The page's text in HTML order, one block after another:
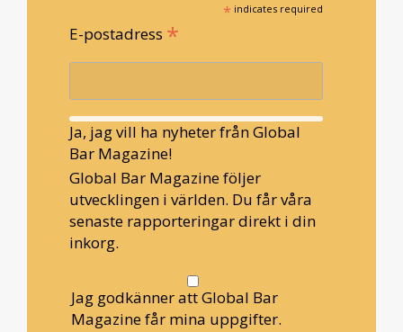
* indicates required
E-postadress *
Ja, jag vill ha nyheter från Global
Bar Magazine!
Global Bar Magazine följer
utvecklingen i världen. Du får våra
senaste rapporteringar direkt i din
inkorg.
Jag godkänner att Global Bar
Magazine får mina uppgifter.